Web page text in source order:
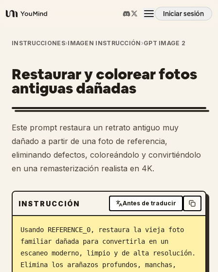
YouMind
Iniciar sesión
Resumen
Casos de uso
Habilidades
Prompts
Precios
Descargar
Blog
Actualizaciones
INSTRUCCIONES›IMAGEN INSTRUCCIÓN ›GPT IMAGE 2
Restaurar y colorear fotos
antiguas dañadas
Este prompt restaura un retrato antiguo muy
dañado a partir de una foto de referencia,
eliminando defectos, coloreándolo y convirtiéndolo
en una remasterización realista en 4K.
INSTRUCCIÓN Antes de traducir
Usando REFERENCE_0, restaura la vieja foto
familiar dañada para convertirla en un
escaneo moderno, limpio y de alta resolución.
Elimina los arañazos profundos, manchas,